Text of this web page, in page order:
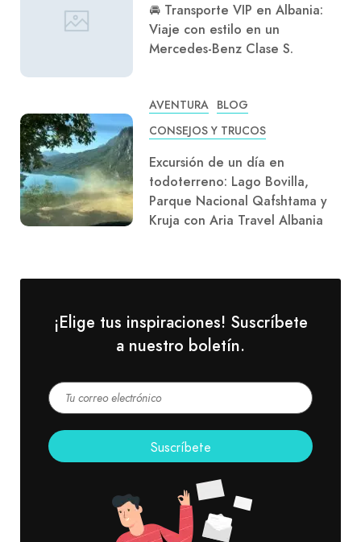
🚘 Transporte VIP en Albania:
Viaje con estilo en un
Mercedes-Benz Clase S.
AVENTURA BLOG
CONSEJOS Y TRUCOS
Excursión de un día en
todoterreno: Lago Bovilla,
Parque Nacional Qafshtama y
Kruja con Aria Travel Albania
¡Elige tus inspiraciones! Suscríbete
a nuestro boletín.